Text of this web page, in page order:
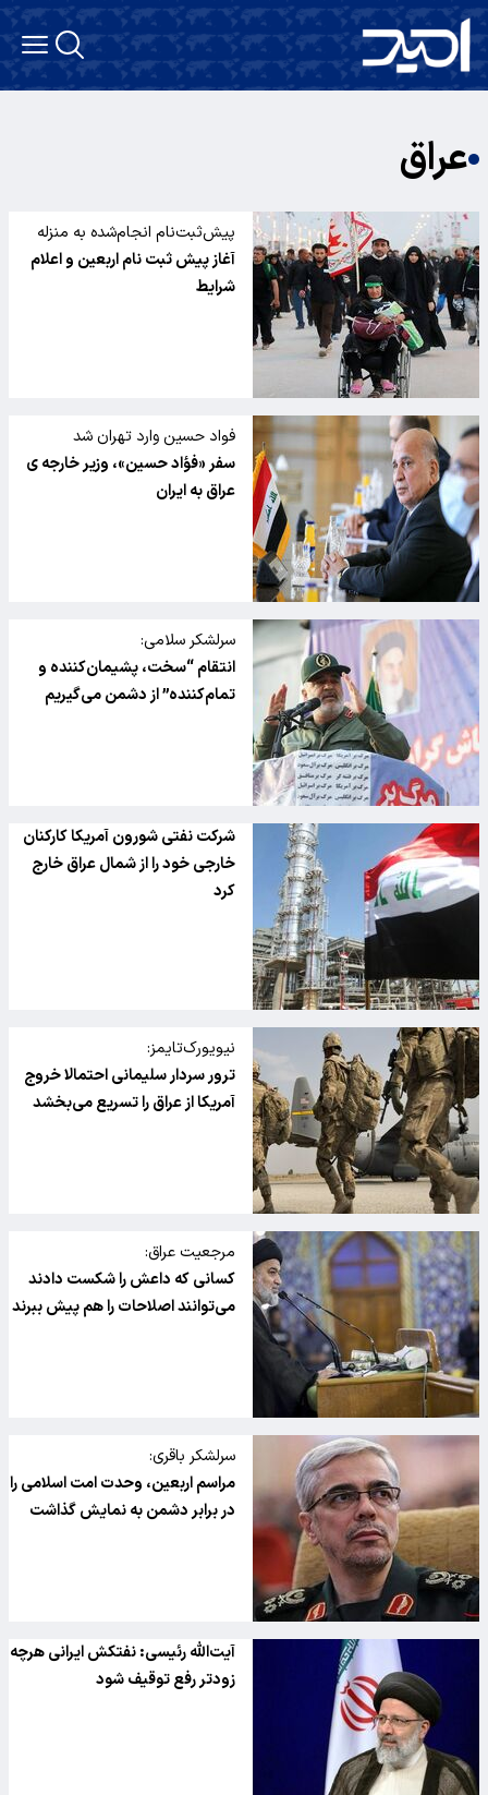
عراق
پیش‌ثبت‌نام انجام‌شده به منزله
انجام قطعی سفر اربعین نیست
آغاز پیش ثبت نام اربعین و اعلام
شرایط
فواد حسین وارد تهران شد
سفر «فؤاد حسین»، وزیر خارجه ی
عراق به ایران
سرلشکر سلامی:
انتقام “سخت، پشیمان‌کننده و
تمام‌کننده” از دشمن می‌گیریم
شرکت نفتی شورون آمریکا کارکنان
خارجی خود را از شمال عراق خارج
کرد
نیویورک‌تایمز:
ترور سردار سلیمانی احتمالا خروج
آمریکا از عراق را تسریع می‌بخشد
مرجعیت عراق:
کسانی که داعش را شکست دادند
می‌توانند اصلاحات را هم پیش ببرند
سرلشکر باقری:
مراسم اربعین، وحدت امت اسلامی را
در برابر دشمن به نمایش گذاشت
آیت‌الله رئیسی: نفتکش ایرانی هرچه
زودتر رفع توقیف شود